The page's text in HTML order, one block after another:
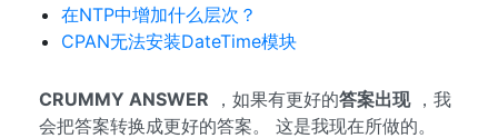
在NTP中增加什么层次？
CPAN无法安装DateTime模块
CRUMMY ANSWER ，如果有更好的答案出现，我
会把答案转换成更好的答案。 这是我现在所做的。